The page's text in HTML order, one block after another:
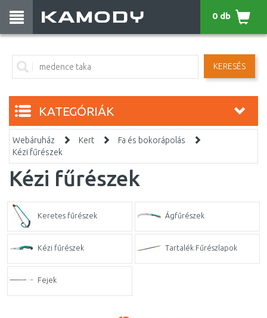
KERESÉS
0 db
KATEGÓRIÁK
Webáruház Kert
Fa és bokorápolás
Kézi fűrészek
Kézi fűrészek
Keretes fűrészek Ágfűrészek
Kézi fűrészek Tartalék Fűrészlapok
Fejek